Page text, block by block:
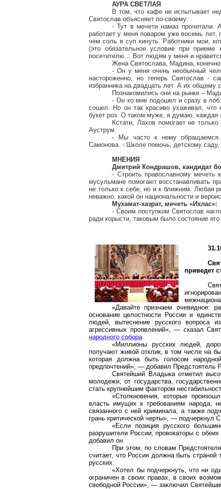
АУРА СВЕТЛАЯ
В том, что кафе не испытывает
Святослав объясняет по-своему:
- Тут в мечети намаз
работает у меня поваром уже восемь лет,
чем соль в суп кинуть. Работники мои,
(это обязательное условие при приеме
посетителю… Вот людям у меня и
Жена Святослава, Мадина,
- Он у меня очень необычный
настороженно, но теперь Святослав -
избранника на двадцать лет. А их общему
Познакомились они на рынке –
- Он ко мне подошел и сразу в
сошел. Но он так красиво ухаживал,
букет роз. О таком муже, я думаю,
Кстати, Лаховпомогает не только
Ауструм.
- Мы часто к нему
Самонова. - Школе помочь, детскому саду,
МНЕНИЯ
Дмитрий Кондрашов, кандидат
- Строить православному мечеть
мусульмане помогают восстанавливать
не только к себе, но ик ближним. Любая
неважно, какой он национальности и
Мухамат-хазрат, мечеть «Ихлас»:
- Своим поступком Святослав
ради корысти, таковым было состояние
приведет
«Давайте признаем очевидное:
основание целостности России и
людей, вытеснение русского вопроса
агрессивных проявлений», — сказал
народного собора.
«Миллионы русских людей,
получают живой отклик, в том числе на
которая должна быть голосом
предпочтений», — добавил Предстоятель
Святейший Владыка отметил
молодежи, от государства,
стать крупнейшим фактором
«Столкновения, которые
власть имущих к требованиям народа,
связанного с ней криминала, а также
грань критической черты», — подчеркнул
«Если позиция русского
разрушители России, провокаторы с
добавил он.
При этом, по словам Предстоятеля
считает, что Россия должна быть
русских.
«Хотел бы подчеркнуть, что ни
ограничен в своих правах, в своих
свободной России», — заключил